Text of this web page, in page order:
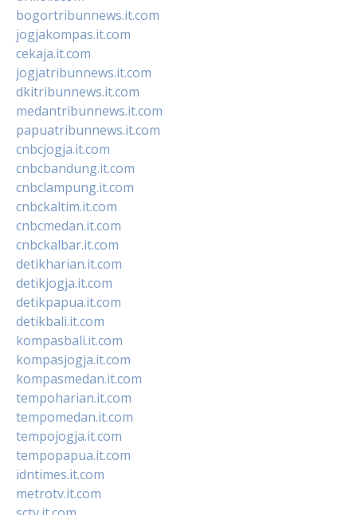
bogortribunnews.it.com
jogjakompas.it.com
cekaja.it.com
jogjatribunnews.it.com
dkitribunnews.it.com
medantribunnews.it.com
papuatribunnews.it.com
cnbcjogja.it.com
cnbcbandung.it.com
cnbclampung.it.com
cnbckaltim.it.com
cnbcmedan.it.com
cnbckalbar.it.com
detikharian.it.com
detikjogja.it.com
detikpapua.it.com
detikbali.it.com
kompasbali.it.com
kompasjogja.it.com
kompasmedan.it.com
tempoharian.it.com
tempomedan.it.com
tempojogja.it.com
tempopapua.it.com
idntimes.it.com
metrotv.it.com